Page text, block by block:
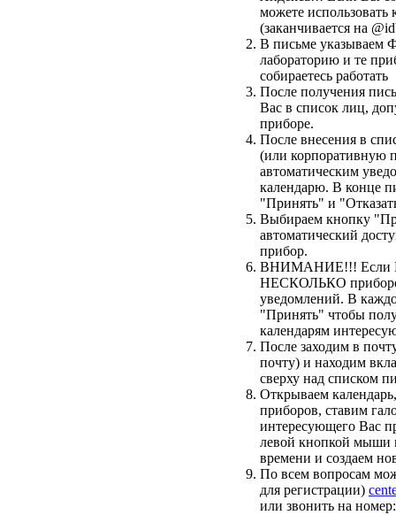
можете
(заканчивается на
В письме указываем
лабораторию и те
собираетесь работать
После получения
Вас в список лиц,
приборе.
После внесения в
(или корпоративную
автоматическим
календарю. В конце
"Принять" и
Выбираем кнопку
автоматический
прибор.
ВНИМАНИЕ!!! Если
НЕСКОЛЬКО
уведомлений. В
"Принять" чтобы
календарям
После заходим в
почту) и находим
сверху над списком
Открываем
приборов, ставим
интересующего Вас
левой кнопкой мыши
времени и создаем
По всем вопросам
для регистрации)
или звонить на